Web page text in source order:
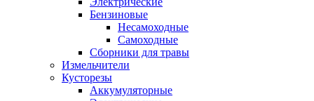
Бензиновые
Несамоходные
Самоходные
Сборники для травы
Измельчители
Кусторезы
Аккумуляторные